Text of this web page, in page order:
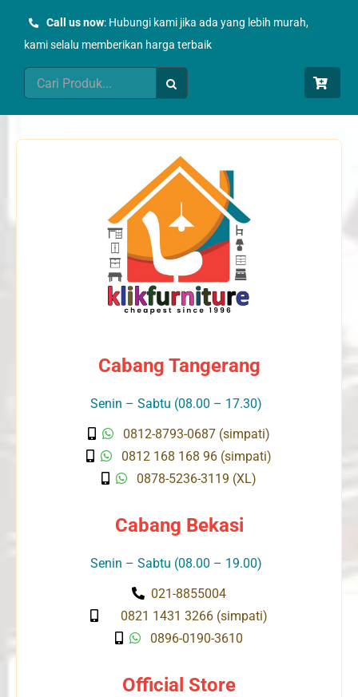
Call us now: Hubungi kami jika ada yang lebih murah,
kami selalu memberikan harga terbaik
Search
for:
Cabang Tangerang
Senin – Sabtu (08.00 – 17.30)
0812-8793-0687 (simpati)
0812 168 168 96 (simpati)
0878-5236-3119 (XL)
Cabang Bekasi
Senin – Sabtu (08.00 – 19.00)
021-8855004
0821 1431 3266 (simpati)
0896-0190-3610
Official Store